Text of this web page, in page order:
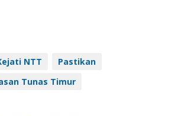
NTT
Pastikan
Tunas Timur